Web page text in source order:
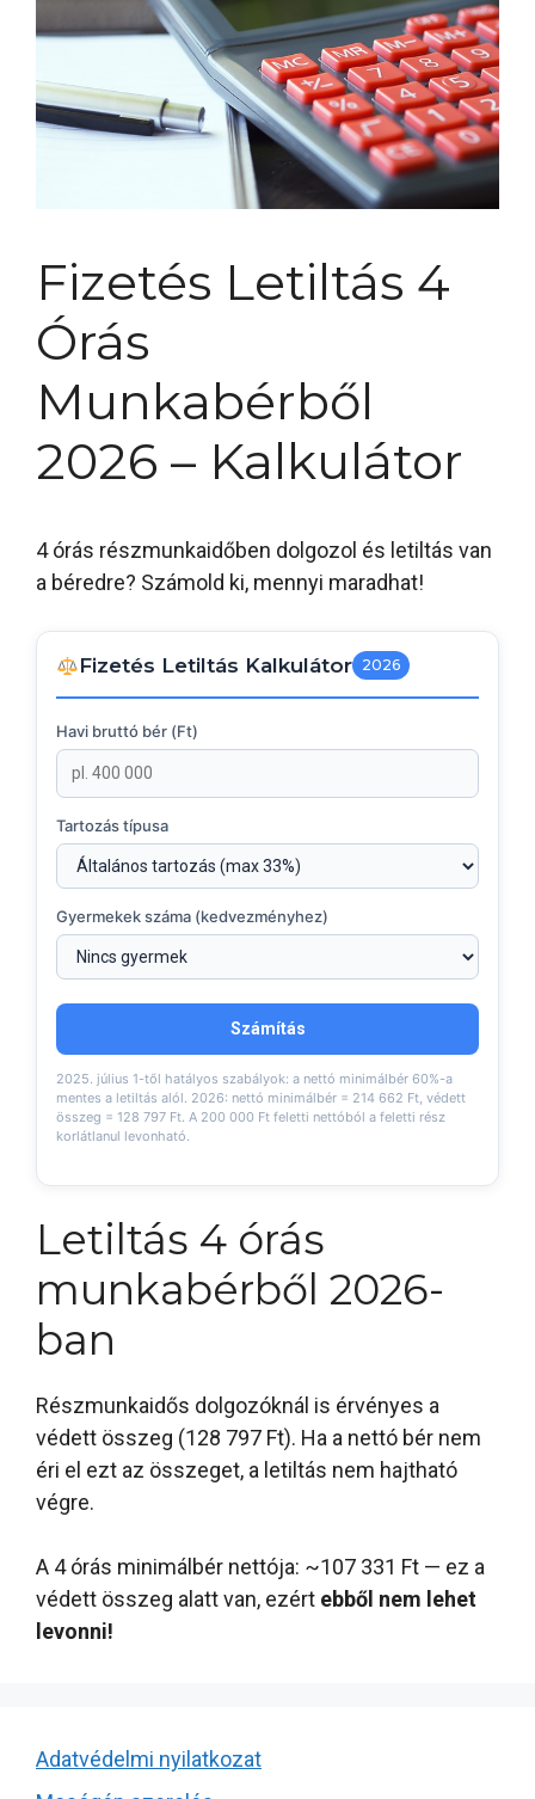
Fizetés Letiltás 4
Órás
Munkabérből
2026 – Kalkulátor
4 órás részmunkaidőben dolgozol és letiltás van
a béredre? Számold ki, mennyi maradhat!
Fizetés Letiltás Kalkulátor 2026
Havi bruttó bér (Ft)
Tartozás típusa
Gyermekek száma (kedvezményhez)
Számítás
2025. július 1-től hatályos szabályok: a nettó minimálbér 60%-a
mentes a letiltás alól. 2026: nettó minimálbér = 214 662 Ft, védett
összeg = 128 797 Ft. A 200 000 Ft feletti nettóból a feletti rész
korlátlanul levonható.
Letiltás 4 órás
munkabérből 2026-
ban
Részmunkaidős dolgozóknál is érvényes a
védett összeg (128 797 Ft). Ha a nettó bér nem
éri el ezt az összeget, a letiltás nem hajtható
végre.
A 4 órás minimálbér nettója: ~107 331 Ft — ez a
védett összeg alatt van, ezért ebből nem lehet
levonni!
Adatvédelmi nyilatkozat